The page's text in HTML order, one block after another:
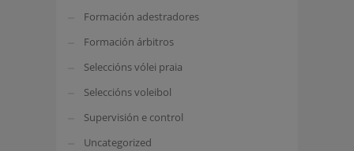
Formación adestradores
Formación árbitros
Seleccións vólei praia
Seleccións voleibol
Supervisión e control
Uncategorized